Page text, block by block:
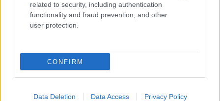
related to security, including authentication
functionality and fraud prevention, and other
user protection.
CONFIRM
Data Deletion Data Access Privacy Policy